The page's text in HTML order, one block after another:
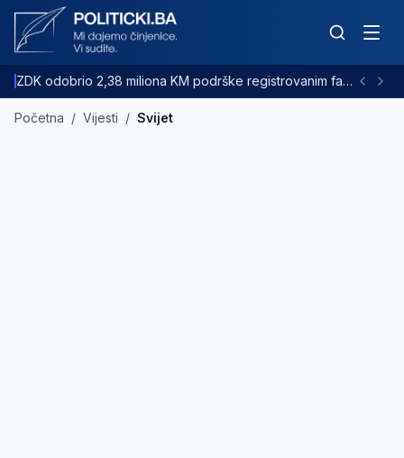
ZDK odobrio 2,38 miliona KM podrške registrovanim farmama goveda
Početna / Vijesti / Svijet